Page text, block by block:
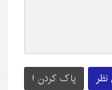
نظر پاک کردن !